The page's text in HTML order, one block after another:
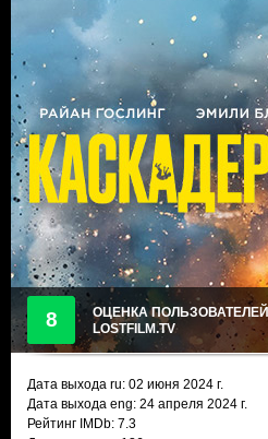
8
ОЦЕНКА ПОЛЬЗОВАТЕЛЕЙ
LOSTFILM.TV
Дата выхода ru: 02 июня 2024 г.
Дата выхода eng: 24 апреля 2024 г.
Рейтинг IMDb: 7.3